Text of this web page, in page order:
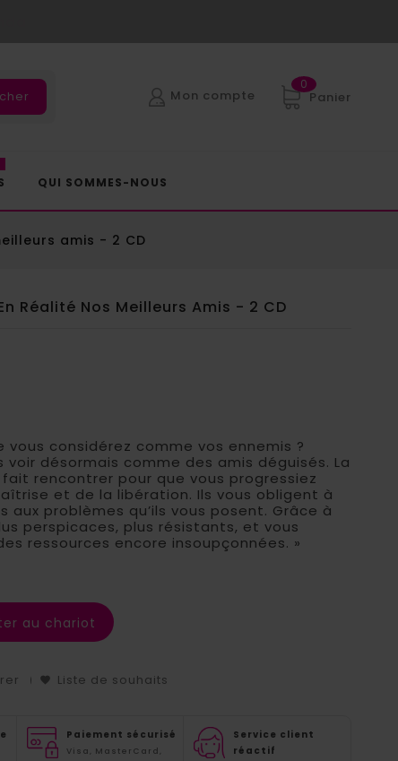
Panier
0
Mon compte
QUI SOMMES-NOUS
amis - 2 CD
Réalité Nos Meilleurs Amis - 2 CD
vous considérez comme vos ennemis ?
voir désormais comme des amis déguisés. La
rencontrer pour que vous progressiez
et de la libération. Ils vous obligent à
aux problèmes qu’ils vous posent. Grâce à
perspicaces, plus résistants, et vous
ressources encore insoupçonnées. »
au chariot
Liste de souhaits
Paiement sécurisé
Visa, MasterCard,
Service client
réactif